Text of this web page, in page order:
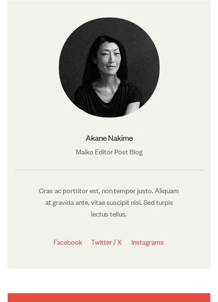
Akane Nakime
Maiko Editor Post Blog
Cras ac porttitor est, non tempor justo. Aliquam
at gravida ante, vitae suscipit nisi. Sed turpis
lectus tellus.
Facebook Twitter / X Instagrams